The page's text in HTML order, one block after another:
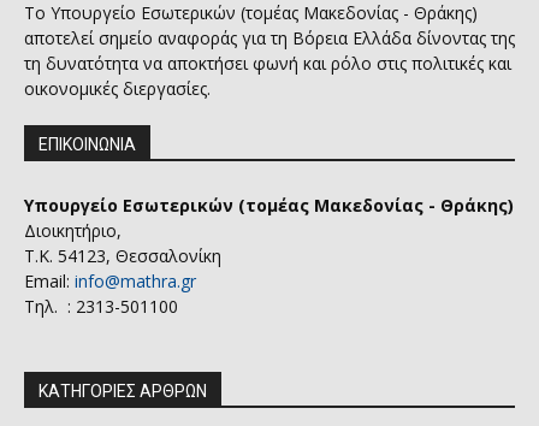
Το Υπουργείο Εσωτερικών (τομέας Μακεδονίας - Θράκης)
αποτελεί σημείο αναφοράς για τη Βόρεια Ελλάδα δίνοντας της
τη δυνατότητα να αποκτήσει φωνή και ρόλο στις πολιτικές και
οικονομικές διεργασίες.
ΕΠΙΚΟΙΝΩΝΙΑ
Υπουργείο Εσωτερικών (τομέας Μακεδονίας - Θράκης)
Διοικητήριο,
Τ.Κ. 54123, Θεσσαλονίκη
Email: info@mathra.gr
Τηλ. : 2313-501100
ΚΑΤΗΓΟΡΙΕΣ ΑΡΘΡΩΝ